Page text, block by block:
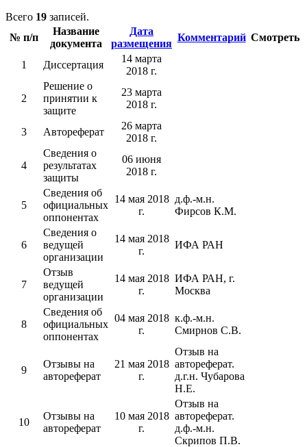
Всего 19 записей.
№ п/п
Название
документа
Дата
размещения
Комментарий Смотреть
1 Диссертация
14 марта
2018 г.
2
Решение о
принятии к
защите
23 марта
2018 г.
3 Автореферат
26 марта
2018 г.
4
Сведения о
результатах
защиты
06 июня
2018 г.
5
Сведения об
официальных
оппонентах
14 мая 2018
г.
д.ф.-м.н.
Фирсов К.М.
6
Сведения о
ведущей
организации
14 мая 2018
г.
ИФА РАН
7
Отзыв
ведущей
организации
14 мая 2018
г.
ИФА РАН, г.
Москва
8
Сведения об
официальных
оппонентах
04 мая 2018
г.
к.ф.-м.н.
Смирнов С.В.
9
Отзывы на
автореферат
21 мая 2018
г.
Отзыв на
автореферат.
д.г.н. Чубарова
Н.Е.
10
Отзывы на
автореферат
10 мая 2018
г.
Отзыв на
автореферат.
д.ф.-м.н.
Скрипов П.В.